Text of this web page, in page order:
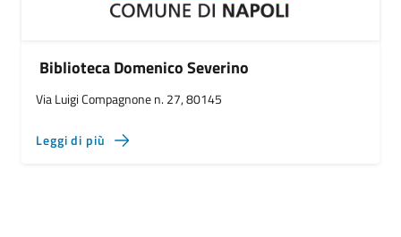
Biblioteca Domenico Severino
Via Luigi Compagnone n. 27, 80145
Leggi di più